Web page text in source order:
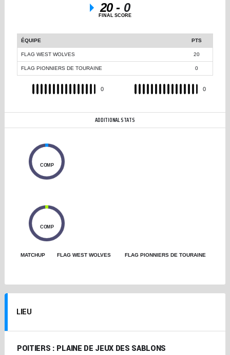
20- 0
FINAL SCORE
ÉQUIPE PTS
FLAG WEST WOLVES 20
FLAG PIONNIERS DE TOURAINE 0
0 0
ADDITIONAL STATS
COMP
COMP
MATCHUP FLAG WEST WOLVES FLAG PIONNIERS DE TOURAINE
LIEU
POITIERS : PLAINE DE JEUX DES SABLONS